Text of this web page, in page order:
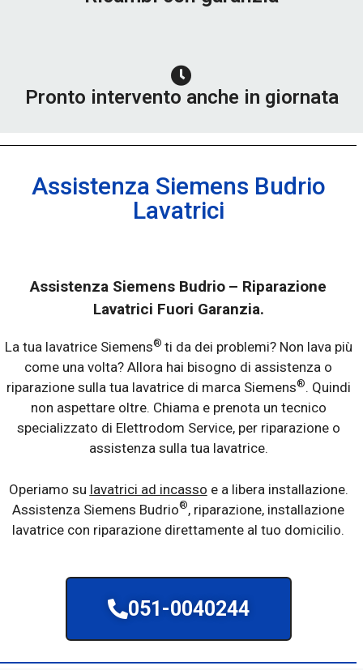
Pronto intervento anche in giornata
Assistenza Siemens Budrio
Lavatrici
Assistenza Siemens Budrio – Riparazione
Lavatrici Fuori Garanzia.
La tua lavatrice Siemens® ti da dei problemi? Non lava più
come una volta? Allora hai bisogno di assistenza o
riparazione sulla tua lavatrice di marca Siemens®. Quindi
non aspettare oltre. Chiama e prenota un tecnico
specializzato di Elettrodom Service, per riparazione o
assistenza sulla tua lavatrice.
Operiamo su lavatrici ad incasso e a libera installazione.
Assistenza Siemens Budrio®, riparazione, installazione
lavatrice con riparazione direttamente al tuo domicilio.
051-0040244